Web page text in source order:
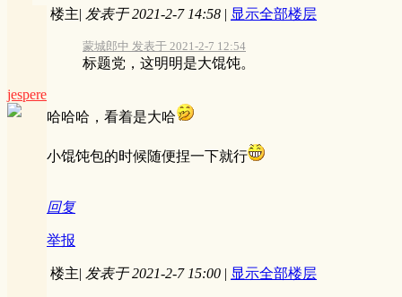
jespere
楼主| 发表于 2021-2-7 14:58 | 显示全部楼层
蒙城郎中 发表于 2021-2-7 12:54
标题党，这明明是大馄饨。
哈哈哈，看着是大哈
小馄饨包的时候随便捏一下就行
回复
举报
楼主| 发表于 2021-2-7 15:00 | 显示全部楼层